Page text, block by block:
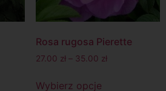
Rosa rugosa Pierette
27.00 zł – 35.00 zł
Wybierz opcje